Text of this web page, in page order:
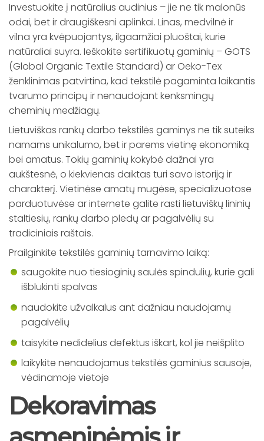
Investuokite į natūralius audinius – jie ne tik malonūs
odai, bet ir draugiškesni aplinkai. Linas, medvilnė ir
vilna yra kvėpuojantys, ilgaamžiai pluoštai, kurie
natūraliai suyra. Ieškokite sertifikuotų gaminių – GOTS
(Global Organic Textile Standard) ar Oeko-Tex
ženklinimas patvirtina, kad tekstilė pagaminta laikantis
tvarumo principų ir nenaudojant kenksmingų
cheminių medžiagų.
Lietuviškas rankų darbo tekstilės gaminys ne tik suteiks
namams unikalumo, bet ir parems vietinę ekonomiką
bei amatus. Tokių gaminių kokybė dažnai yra
aukštesnė, o kiekvienas daiktas turi savo istoriją ir
charakterį. Vietinėse amatų mugėse, specializuotose
parduotuvėse ar internete galite rasti lietuviškų lininių
staltiesių, rankų darbo pledų ar pagalvėlių su
tradiciniais raštais.
Prailginkite tekstilės gaminių tarnavimo laiką:
saugokite nuo tiesioginių saulės spindulių, kurie gali
išblukinti spalvas
naudokite užvalkalus ant dažniau naudojamų
pagalvėlių
taisykite nedidelius defektus iškart, kol jie neišplito
laikykite nenaudojamus tekstilės gaminius sausoje,
vėdinamoje vietoje
Dekoravimas